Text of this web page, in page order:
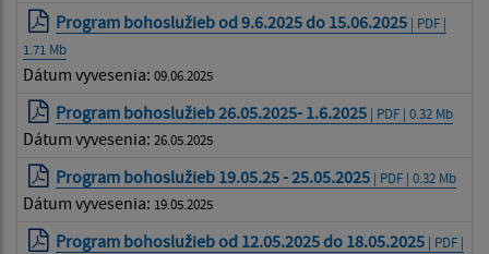
Program bohoslužieb od 9.6.2025 do 15.06.2025 | PDF |
1.71 Mb
Dátum vyvesenia: 09.06.2025
Program bohoslužieb 26.05.2025- 1.6.2025 | PDF | 0.32 Mb
Dátum vyvesenia: 26.05.2025
Program bohoslužieb 19.05.25 - 25.05.2025 | PDF | 0.32 Mb
Dátum vyvesenia: 19.05.2025
Program bohoslužieb od 12.05.2025 do 18.05.2025 | PDF |